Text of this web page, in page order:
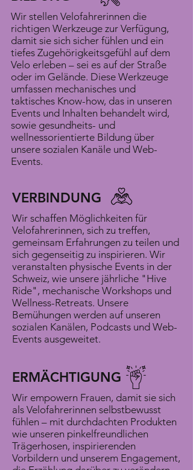
Wir stellen Velofahrerinnen die
richtigen Werkzeuge zur Verfügung,
damit sie sich sicher fühlen und ein
tiefes Zugehörigkeitsgefühl auf dem
Velo erleben – sei es auf der Straße
oder im Gelände. Diese Werkzeuge
umfassen mechanisches und
taktisches Know-how, das in unseren
Events und Inhalten behandelt wird,
sowie gesundheits- und
wellnessorientierte Bildung über
unsere sozialen Kanäle und Web-
Events.
VERBINDUNG
Wir schaffen Möglichkeiten für
Velofahrerinnen, sich zu treffen,
gemeinsam Erfahrungen zu teilen und
sich gegenseitig zu inspirieren. Wir
veranstalten physische Events in der
Schweiz, wie unsere jährliche "Hive
Ride", mechanische Workshops und
Wellness-Retreats. Unsere
Bemühungen werden auf unseren
sozialen Kanälen, Podcasts und Web-
Events ausgeweitet.
ERMÄCHTIGUNG
Wir empowern Frauen, damit sie sich
als Velofahrerinnen selbstbewusst
fühlen – mit durchdachten Produkten
wie unseren pinkelfreundlichen
Trägerhosen, inspirierenden
Vorbildern und unserem Engagement,